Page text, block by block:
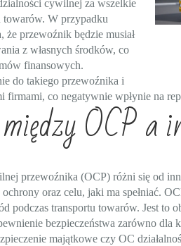
cywilnej za wszelkie
towarów. W przypadku
że przewoźnik będzie musiał
z własnych środków, co
finansowych.
do takiego przewoźnika i
firmami, co negatywnie wpłynie na
OCP a
przewoźnika (OCP) różni się od
oraz celu, jaki ma spełniać.
podczas transportu towarów. Jest to
bezpieczeństwa zarówno
majątkowe czy OC